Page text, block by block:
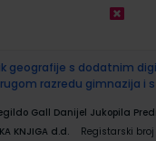
geografije s dodatnim
razredu gimnazija i
Gall Danijel Jukopila
KNJIGA d.d. Registarski